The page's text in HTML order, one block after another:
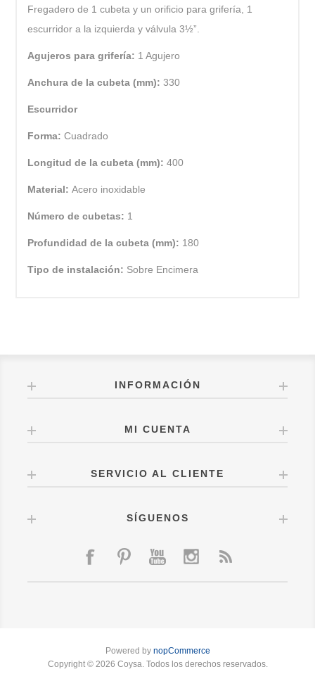
Fregadero de 1 cubeta y un orificio para grifería, 1
escurridor a la izquierda y válvula 3½”.
Agujeros para grifería: 1 Agujero
Anchura de la cubeta (mm):330
Escurridor
Forma:Cuadrado
Longitud de la cubeta (mm):400
Material:Acero inoxidable
Número de cubetas: 1
Profundidad de la cubeta (mm): 180
Tipo de instalación: Sobre Encimera
INFORMACIÓN
MI CUENTA
SERVICIO AL CLIENTE
SÍGUENOS
Powered by nopCommerce
Copyright © 2026 Coysa. Todos los derechos reservados.